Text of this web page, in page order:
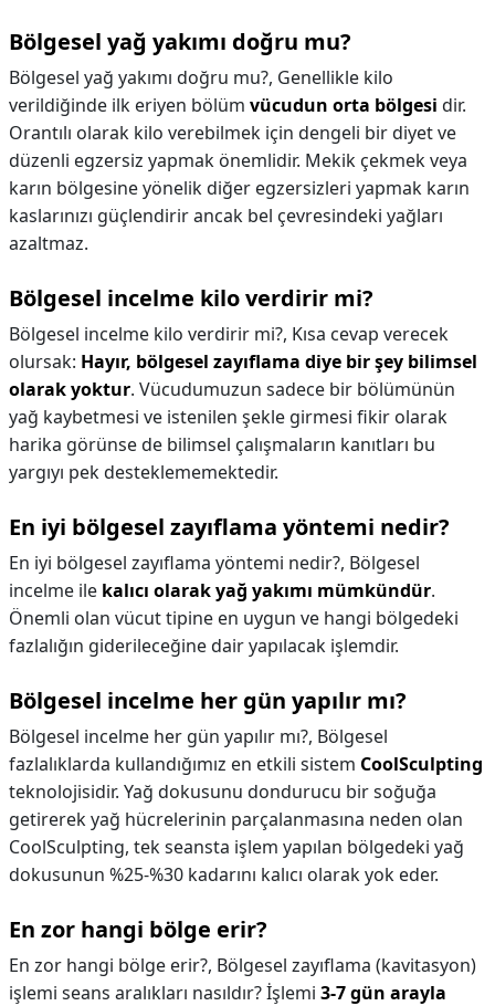
Bölgesel yağ yakımı doğru mu?
Bölgesel yağ yakımı doğru mu?, Genellikle kilo
verildiğinde ilk eriyen bölüm vücudun orta bölgesi dir.
Orantılı olarak kilo verebilmek için dengeli bir diyet ve
düzenli egzersiz yapmak önemlidir. Mekik çekmek veya
karın bölgesine yönelik diğer egzersizleri yapmak karın
kaslarınızı güçlendirir ancak bel çevresindeki yağları
azaltmaz.
Bölgesel incelme kilo verdirir mi?
Bölgesel incelme kilo verdirir mi?, Kısa cevap verecek
olursak: Hayır, bölgesel zayıflama diye bir şey bilimsel
olarak yoktur. Vücudumuzun sadece bir bölümünün
yağ kaybetmesi ve istenilen şekle girmesi fikir olarak
harika görünse de bilimsel çalışmaların kanıtları bu
yargıyı pek desteklememektedir.
En iyi bölgesel zayıflama yöntemi nedir?
En iyi bölgesel zayıflama yöntemi nedir?, Bölgesel
incelme ile kalıcı olarak yağ yakımı mümkündür.
Önemli olan vücut tipine en uygun ve hangi bölgedeki
fazlalığın giderileceğine dair yapılacak işlemdir.
Bölgesel incelme her gün yapılır mı?
Bölgesel incelme her gün yapılır mı?, Bölgesel
fazlalıklarda kullandığımız en etkili sistem CoolSculpting
teknolojisidir. Yağ dokusunu dondurucu bir soğuğa
getirerek yağ hücrelerinin parçalanmasına neden olan
CoolSculpting, tek seansta işlem yapılan bölgedeki yağ
dokusunun %25-%30 kadarını kalıcı olarak yok eder.
En zor hangi bölge erir?
En zor hangi bölge erir?, Bölgesel zayıflama (kavitasyon)
işlemi seans aralıkları nasıldır? İşlemi 3-7 gün arayla